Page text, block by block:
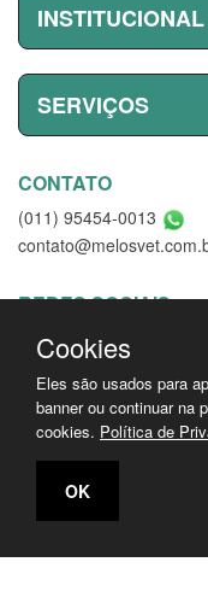
INSTITUCIONAL
SERVIÇOS
CONTATO
(011) 95454-0013
REDES SOCIAIS
MAIS
Criação de Sites
Cookies
Eles são usados para
banner ou continuar na
cookies. Política de
OK